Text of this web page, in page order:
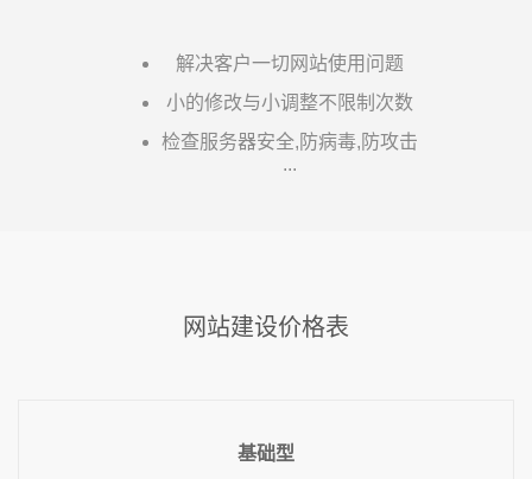
解决客户一切网站使用问题
小的修改与小调整不限制次数
检查服务器安全,防病毒,防攻击
...
网站建设价格表
基础型